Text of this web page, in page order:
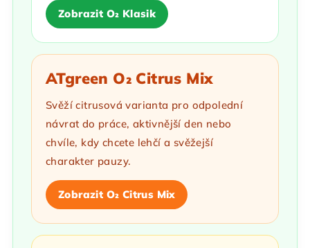
Zobrazit O₂ Klasik
ATgreen O₂ Citrus Mix
Svěží citrusová varianta pro odpolední
návrat do práce, aktivnější den nebo
chvíle, kdy chcete lehčí a svěžejší
charakter pauzy.
Zobrazit O₂ Citrus Mix